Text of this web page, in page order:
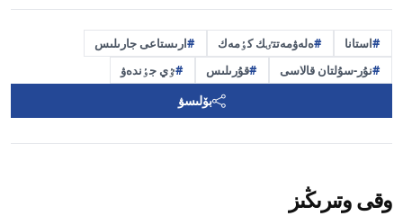
استانا ەلەۋمەتتٸك كٶمەك
ارىستاعى جارىلىس
نۇر-سۇلتان قالاسى
قۇرىلىس ٷي جٶندەۋ
بۆلىسۋ
وقى وتىرىڭىز